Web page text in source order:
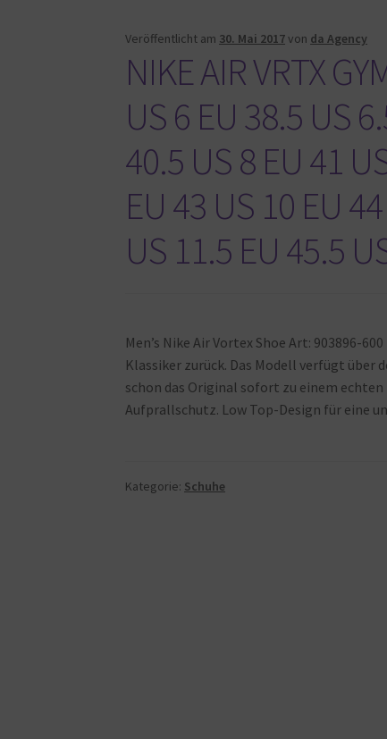
Veröffentlicht am 30. Mai 2017von da Agency
NIKE AIR VRTX
US 6 EU 38.5 US
40.5 US 8 EU 41
EU 43 US 10 EU
US 11.5 EU 45.5
Men’s Nike Air Vortex Shoe Art: 903896-
Klassiker zurück. Das Modell verfügt über
schon das Original sofort zu einem
Aufprallschutz. Low Top-Design für eine
Kategorie: Schuhe